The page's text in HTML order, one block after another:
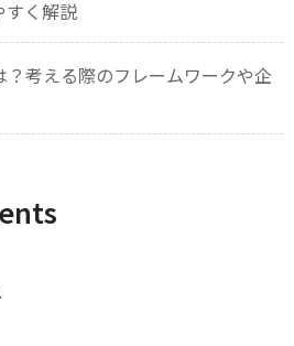
すく解説
考える際のフレームワークや企